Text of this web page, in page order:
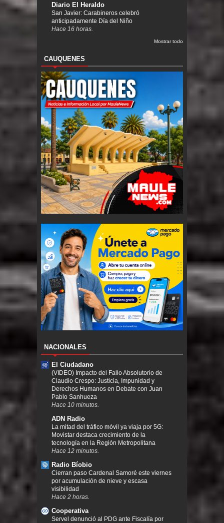
Diario El Heraldo
San Javier: Carabineros celebró
anticipadamente Día del Niño
Hace 16 horas.
Mostrar todo
CAUQUENES
NACIONALES
El Ciudadano
(VIDEO) Impacto del Fallo Absolutorio de
Claudio Crespo: Justicia, Impunidad y
Derechos Humanos en Debate con Juan
Pablo Sanhueza
Hace 10 minutos.
ADN Radio
La mitad del tráfico móvil ya viaja por 5G:
Movistar destaca crecimiento de la
tecnología en la Región Metropolitana
Hace 12 minutos.
Radio Bíobio
Cierran paso Cardenal Samoré este viernes
por acumulación de nieve y escasa
visibilidad
Hace 2 horas.
Cooperativa
Servel denunció al PDG ante Fiscalía por